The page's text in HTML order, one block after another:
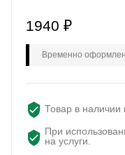
1940 ₽
Временно
Товар в наличии
При
на услуги.